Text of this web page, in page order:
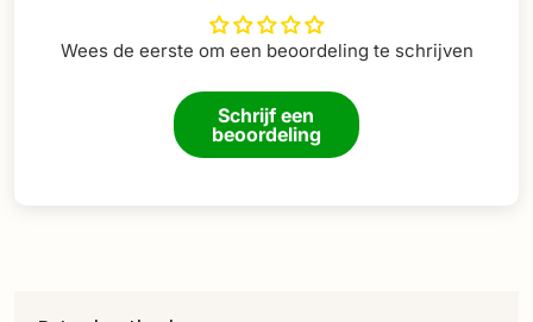
Wees de eerste om een beoordeling te schrijven
Schrijf een
beoordeling